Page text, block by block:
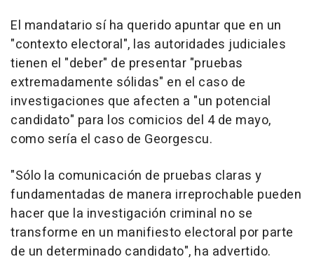
El mandatario sí ha querido apuntar que en un
"contexto electoral", las autoridades judiciales
tienen el "deber" de presentar "pruebas
extremadamente sólidas" en el caso de
investigaciones que afecten a "un potencial
candidato" para los comicios del 4 de mayo,
como sería el caso de Georgescu.
"Sólo la comunicación de pruebas claras y
fundamentadas de manera irreprochable pueden
hacer que la investigación criminal no se
transforme en un manifiesto electoral por parte
de un determinado candidato", ha advertido.